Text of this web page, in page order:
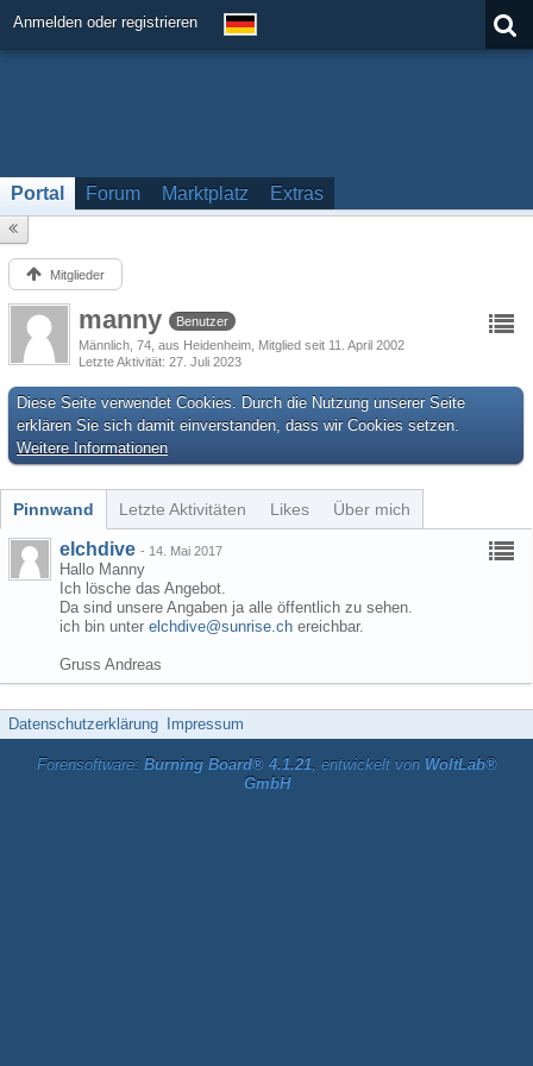
Anmelden oder registrieren
Portal Forum Marktplatz Extras
Mitglieder
manny
Benutzer
Männlich 74 aus Heidenheim Mitglied seit 11. April 2002
Letzte Aktivität 27. Juli 2023
Diese Seite verwendet Cookies. Durch die Nutzung unserer Seite
erklären Sie sich damit einverstanden, dass wir Cookies setzen.
Weitere Informationen
Pinnwand Letzte Aktivitäten Likes Über mich
elchdive - 14. Mai 2017
Hallo Manny
Ich lösche das Angebot.
Da sind unsere Angaben ja alle öffentlich zu sehen.
ich bin unter elchdive@sunrise.ch ereichbar.
Gruss Andreas
Datenschutzerklärung Impressum
Forensoftware: Burning Board® 4.1.21, entwickelt von WoltLab®
GmbH